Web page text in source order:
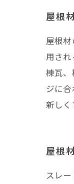
屋根
屋根
用さ
棟瓦
ジに
新しく
屋根
スレ